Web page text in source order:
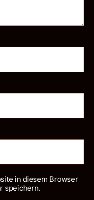
in diesem Browser
speichern.